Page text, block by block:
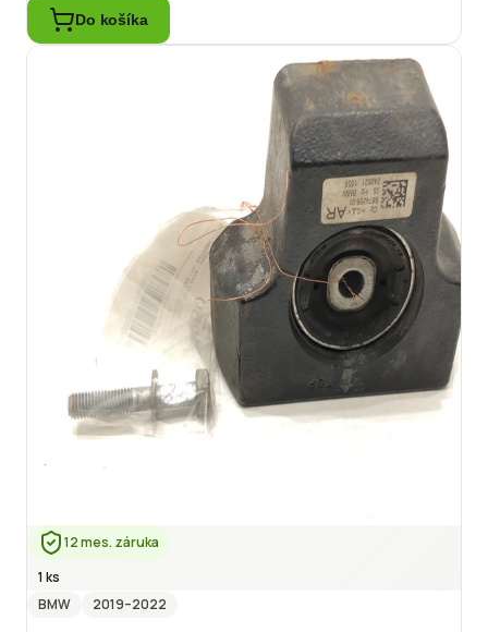
Do košíka
12 mes. záruka
1 ks
BMW
2019–2022